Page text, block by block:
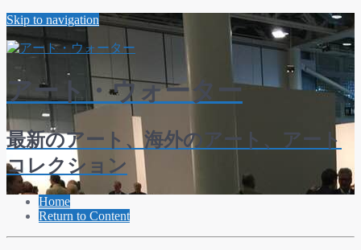
Skip to navigation
アート・ウォーター
最新のアート、海外のアート、アート
コレクション
Home
Return to Content